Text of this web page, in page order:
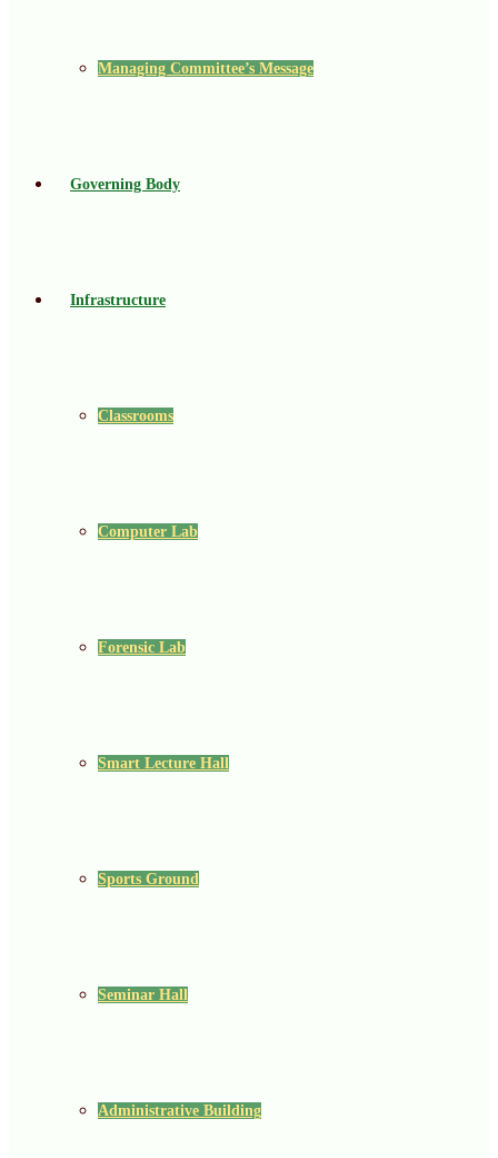
Managing Committee’s Message
Governing Body
Infrastructure
Classrooms
Computer Lab
Forensic Lab
Smart Lecture Hall
Sports Ground
Seminar Hall
Administrative Building